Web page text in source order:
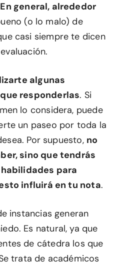
En general, alrededor
(o lo malo) de
casi siempre te dicen
algunas
responderlas. Si
lo considera, puede
un paseo por toda la
Por supuesto, no
sino que tendrás
para
influirá en tu nota.
instancias generan
Es natural, ya que
de cátedra los que
trata de académicos